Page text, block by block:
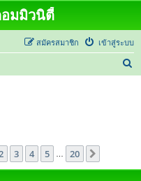
มมิวนิตี้
เข้าสู่ระบบ
สมัครสมาชิก
จากทั้งหมด 20
2 3 4 5 20